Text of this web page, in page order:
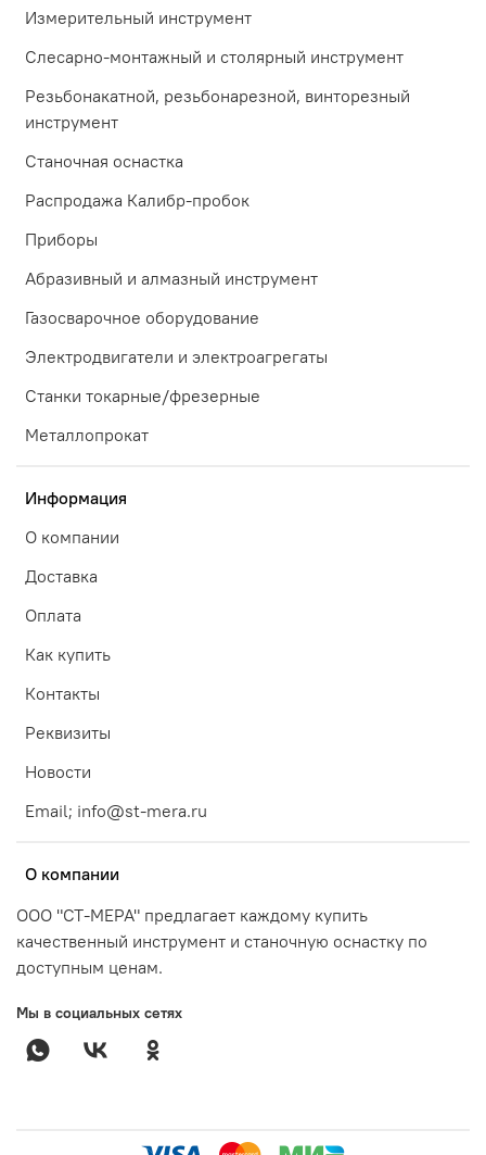
Измерительный инструмент
Слесарно-монтажный и столярный инструмент
Резьбонакатной, резьбонарезной, винторезный
инструмент
Станочная оснастка
Распродажа Калибр-пробок
Приборы
Абразивный и алмазный инструмент
Газосварочное оборудование
Электродвигатели и электроагрегаты
Станки токарные/фрезерные
Металлопрокат
Информация
О компании
Доставка
Оплата
Как купить
Контакты
Реквизиты
Новости
Email; info@st-mera.ru
О компании
ООО "СТ-МЕРА" предлагает каждому купить
качественный инструмент и станочную оснастку по
доступным ценам.
Мы в социальных сетях